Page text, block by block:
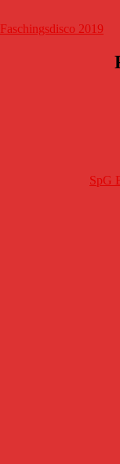
Faschingsdisco 2019
SpG